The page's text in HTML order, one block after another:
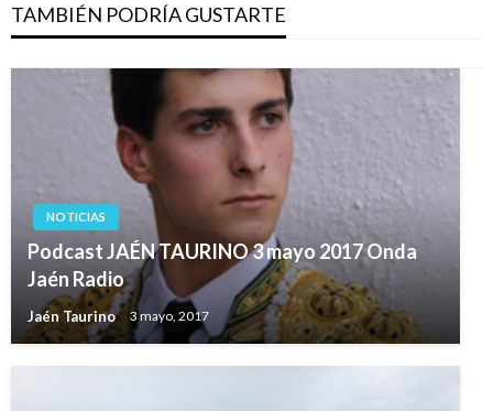
TAMBIÉN PODRÍA GUSTARTE
NOTICIAS
Podcast JAÉN TAURINO 3 mayo 2017 Onda
Jaén Radio
Jaén Taurino 3 mayo, 2017